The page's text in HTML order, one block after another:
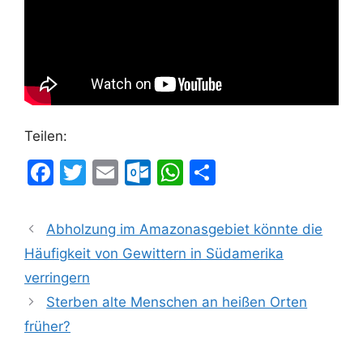
Teilen:
F
c
e
b
o
o
T
itt
er
E
ai
l
O
lo
o
c
W
at
s
p
le
n
Abholzung im Amazonasgebiet könnte die
Häufigkeit von Gewittern in Südamerika
verringern
Sterben alte Menschen an heißen Orten
früher?